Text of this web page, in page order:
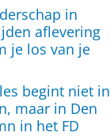
in
aflevering
je los van je
begint niet in
maar in Den
in het FD